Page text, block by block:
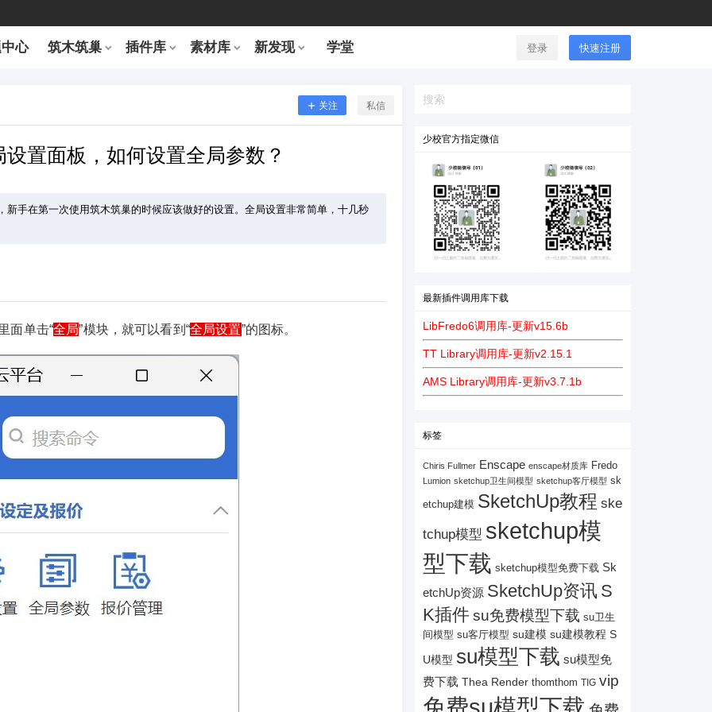
心 筑木筑巢 插件库 素材库 新发现 学堂 登录 快速注册
关注 私信
置面板，如何设置全局参数？
手在第一次使用筑木筑巢的时候应该做好的设置。全局设置非常简单，十几秒
面单击“全局”模块，就可以看到“全局设置”的图标。
少校官方指定微信
最新插件调用库下载
LibFredo6调用库-更新v15.6b
TT Library调用库-更新v2.15.1
AMS Library调用库-更新v3.7.1b
标签
Chiris Fullmer Enscape enscape材质库 Fredo
Lumion sketchup卫生间模型 sketchup客厅模型 sk
etchup建模 SketchUp教程 ske
tchup模型 sketchup模
型下载 sketchup模型免费下载 Sk
etchUp资源 SketchUp资讯 S
K插件su免费模型下载 su卫生
间模型 su客厅模型 su建模 su建模教程 S
U模型 su模型下载 su模型免
费下载 Thea Render thomthom TIG vip